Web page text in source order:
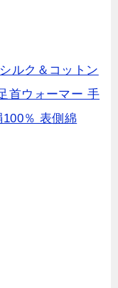
ルク＆コットン
首ウォーマー 手
％ 表側綿